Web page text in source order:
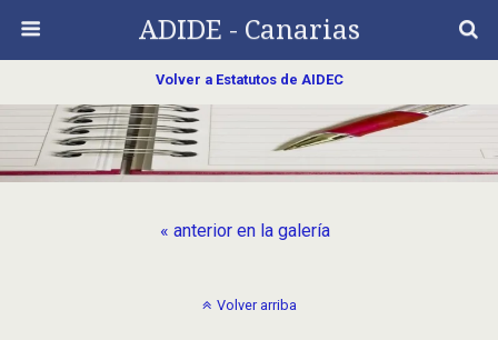
ADIDE - Canarias
Volver a Estatutos de AIDEC
« anterior en la galería
Volver arriba